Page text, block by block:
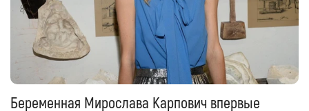
Беременная Мирослава Карпович впервые